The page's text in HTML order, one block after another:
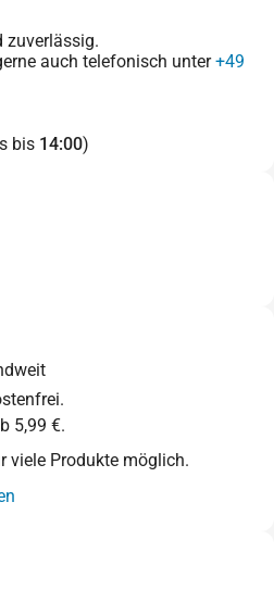
zuverlässig.
auch telefonisch unter+49
bis 14:00)
5,99 €.
viele Produkte möglich.